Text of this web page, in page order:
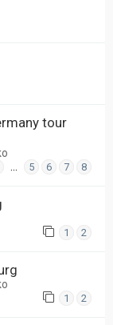
tour
… 5 6 7 8
1 2
1 2